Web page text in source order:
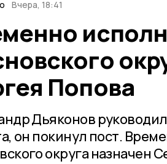
Вчера, 18:41
Попова
Дьяконов
он покинул пост.
округа назначен